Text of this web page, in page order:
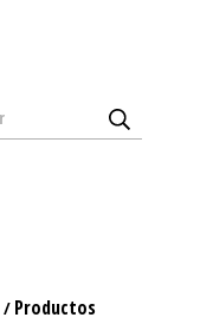
/ Productos